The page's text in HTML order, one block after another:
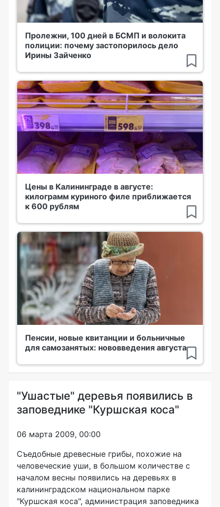
Пролежни, 100 дней в БСМП и волокита
полиции: почему застопорилось дело
Ирины Зайченко
Цены в Калининграде в августе:
килограмм куриного филе приближается
к 600 рублям
Пенсии, новые квитанции и больничные
для самозанятых: нововведения августа
"Ушастые" деревья появились в
заповеднике "Куршская коса"
06 марта 2009, 00:00
Съедобные древесные грибы, похожие на
человеческие уши, в большом количестве с
началом весны появились на деревьях в
калининградском национальном парке
"Куршская коса", администрация заповедника